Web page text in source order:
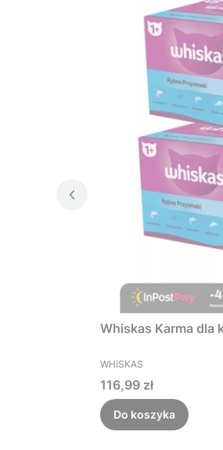
Whiskas Karma dla
PRODUCENT
WHISKAS
Cena
116,99 zł
Do koszyka